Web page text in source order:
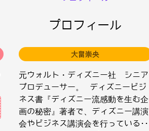
プロフィール
大畠崇央
元ウォルト・ディズニー社 シニア
プロデューサー。 ディズニービジ
ネス書『ディズニー流感動を生む企
画の秘密』著者で、ディズニー講演
会やビジネス講演会を行っている･･